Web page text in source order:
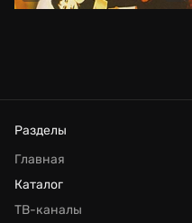
Разделы
Главная
Каталог
ТВ-каналы